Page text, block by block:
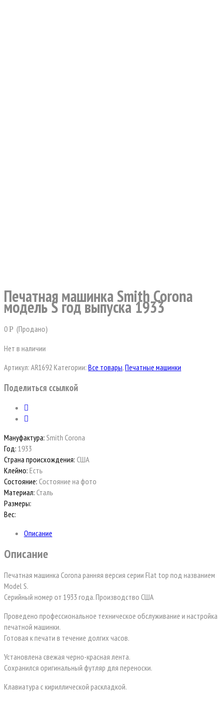
Печатная машинка Smith Corona
модель S год выпуска 1933
0Р (Продано)
Нет в наличии
Артикул: AR1692 Категории: Все товары,Печатные машинки
Поделиться ссылкой
Мануфактура: Smith Corona
Год: 1933
Страна происхождения: США
Клеймо: Есть
Состояние: Состояние на фото
Материал: Сталь
Размеры:
Вес:
Описание
Описание
Печатная машинка Corona ранняя версия серии Flat top под названием
Model S.
Серийный номер от 1933 года. Производство США
Проведено профессиональное техническое обслуживание и настройка
печатной машинки.
Готовая к печати в течение долгих часов.
Установлена свежая черно-красная лента.
Сохранился оригинальный футляр для переноски.
Клавиатура с кириллической раскладкой.